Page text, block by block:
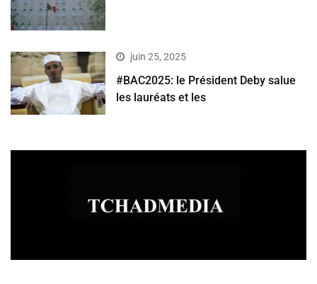
juin 25, 2025
#BAC2025: le Président Deby salue
les lauréats et les